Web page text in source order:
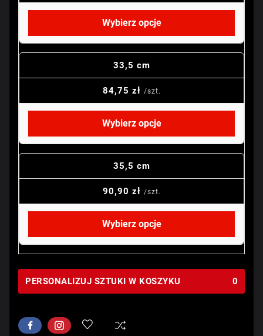
Wybierz opcje
33,5 cm
84,75 zł /szt.
Wybierz opcje
35,5 cm
90,90 zł /szt.
Wybierz opcje
PERSONALIZUJ SZTUKI W KOSZYKU 0